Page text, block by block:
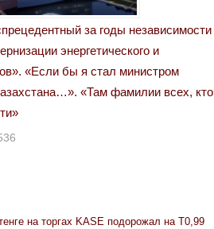
за годы независимости
энергетического и
«Если бы я стал министром
«Там фамилии всех, кто
на торгах KASE подорожал на Т0,99